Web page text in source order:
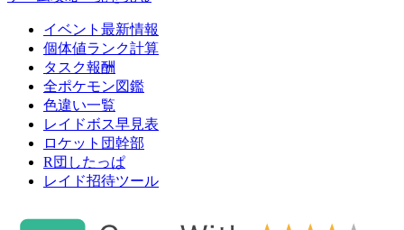
イベント最新情報
個体値ランク計算
タスク報酬
全ポケモン図鑑
色違い一覧
レイドボス早見表
ロケット団幹部
R団したっぱ
レイド招待ツール